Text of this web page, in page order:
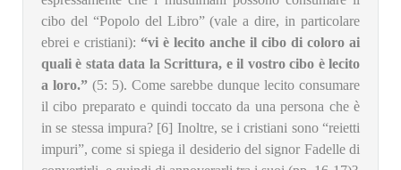
cibo del “Popolo del Libro” (vale a dire, in particolare
ebrei e cristiani): “vi è lecito anche il cibo di coloro ai
quali è stata data la Scrittura, e il vostro cibo è lecito
a loro.” (5: 5). Come sarebbe dunque lecito consumare
il cibo preparato e quindi toccato da una persona che è
in se stessa impura? [6] Inoltre, se i cristiani sono “reietti
impuri”, come si spiega il desiderio del signor Fadelle di